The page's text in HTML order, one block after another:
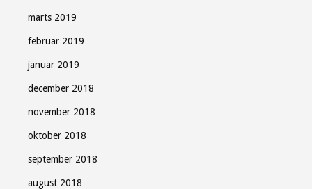
marts 2019
februar 2019
januar 2019
december 2018
november 2018
oktober 2018
september 2018
august 2018